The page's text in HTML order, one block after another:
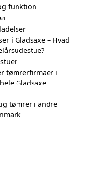
funktion
i Gladsaxe – Hvad
tømrerfirmaer i
Gladsaxe
tømrer i andre